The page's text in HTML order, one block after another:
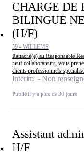
CHARGE DE
BILINGUE
(H/F)
59 - WILLEMS
Rattaché(e) au Responsable
neuf collaborateurs, vous
clients professionnels
Intérim - Non
Publié il y a plus de 30 jours
Assistant
H/F